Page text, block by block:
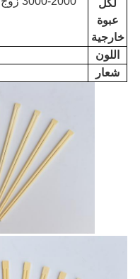
لكل
عبوة
خارجية
اللون
شعار